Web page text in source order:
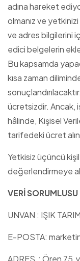
adına hareket
olmanız ve
ve adres bilgilerini
edici belgelerin
Bu kapsamda
kısa zaman
ücretsizdir. Ancak,
hâlinde, Kişisel
tarifedeki ücret
Yetkisiz üçüncü
değerlendirmeye
VERİ
UNVAN : IŞIK
E-POSTA:
ADRES : Ören